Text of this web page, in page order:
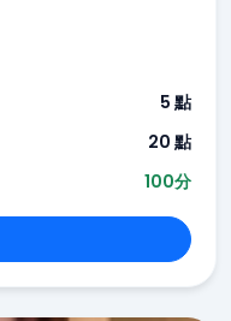
5 點
20 點
100分